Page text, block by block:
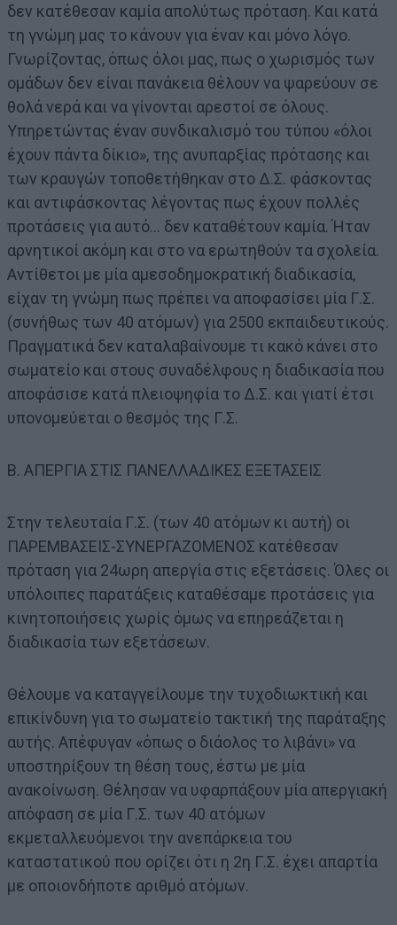
δεν κατέθεσαν καμία απολύτως πρόταση. Και κατά
τη γνώμη μας το κάνουν για έναν και μόνο λόγο.
Γνωρίζοντας, όπως όλοι μας, πως ο χωρισμός των
ομάδων δεν είναι πανάκεια θέλουν να ψαρεύουν σε
θολά νερά και να γίνονται αρεστοί σε όλους.
Υπηρετώντας έναν συνδικαλισμό του τύπου «όλοι
έχουν πάντα δίκιο», της ανυπαρξίας πρότασης και
των κραυγών τοποθετήθηκαν στο Δ.Σ. φάσκοντας
και αντιφάσκοντας λέγοντας πως έχουν πολλές
προτάσεις για αυτό… δεν καταθέτουν καμία. Ήταν
αρνητικοί ακόμη και στο να ερωτηθούν τα σχολεία.
Αντίθετοι με μία αμεσοδημοκρατική διαδικασία,
είχαν τη γνώμη πως πρέπει να αποφασίσει μία Γ.Σ.
(συνήθως των 40 ατόμων) για 2500 εκπαιδευτικούς.
Πραγματικά δεν καταλαβαίνουμε τι κακό κάνει στο
σωματείο και στους συναδέλφους η διαδικασία που
αποφάσισε κατά πλειοψηφία το Δ.Σ. και γιατί έτσι
υπονομεύεται ο θεσμός της Γ.Σ.
Β. ΑΠΕΡΓΙΑ ΣΤΙΣ ΠΑΝΕΛΛΑΔΙΚΕΣ ΕΞΕΤΑΣΕΙΣ
Στην τελευταία Γ.Σ. (των 40 ατόμων κι αυτή) οι
ΠΑΡΕΜΒΑΣΕΙΣ-ΣΥΝΕΡΓΑΖΟΜΕΝΟΣ κατέθεσαν
πρόταση για 24ωρη απεργία στις εξετάσεις. Όλες οι
υπόλοιπες παρατάξεις καταθέσαμε προτάσεις για
κινητοποιήσεις χωρίς όμως να επηρεάζεται η
διαδικασία των εξετάσεων.
Θέλουμε να καταγγείλουμε την τυχοδιωκτική και
επικίνδυνη για το σωματείο τακτική της παράταξης
αυτής. Απέφυγαν «όπως ο διάολος το λιβάνι» να
υποστηρίξουν τη θέση τους, έστω με μία
ανακοίνωση. Θέλησαν να υφαρπάξουν μία απεργιακή
απόφαση σε μία Γ.Σ. των 40 ατόμων
εκμεταλλευόμενοι την ανεπάρκεια του
καταστατικού που ορίζει ότι η 2η Γ.Σ. έχει απαρτία
με οποιονδήποτε αριθμό ατόμων.